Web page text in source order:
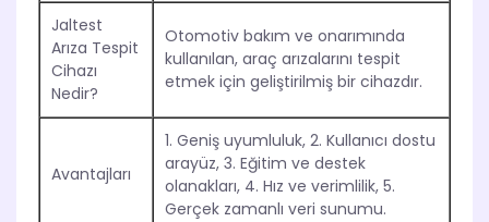
Jaltest
Arıza Tespit
Cihazı
Nedir?
Otomotiv bakım ve onarımında
kullanılan, araç arızalarını tespit
etmek için geliştirilmiş bir cihazdır.
Avantajları
1. Geniş uyumluluk, 2. Kullanıcı dostu
arayüz, 3. Eğitim ve destek
olanakları, 4. Hız ve verimlilik, 5.
Gerçek zamanlı veri sunumu.